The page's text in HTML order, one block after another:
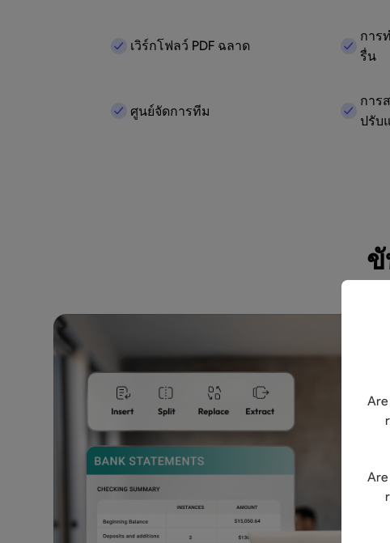
เวิร์กโฟลว์ PDF ฉลาด
การ
รื่น
ศูนย์จัดการทีม
การ
ปรับ
ขั